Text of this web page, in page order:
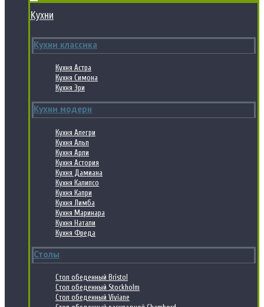
Кухни
Кухни классика
Кухня Астра
Кухня Симона
Кухня Эри
Кухни модерн
Кухня Алегри
Кухня Альп
Кухня Арли
Кухня Астория
Кухня Дамиана
Кухня Калипсо
Кухня Капри
Кухня Лимба
Кухня Маринара
Кухня Натали
Кухня Фреда
Столы
Стол обеденный Bristol
Стол обеденный Stockholm
Стол обеденный Viviane